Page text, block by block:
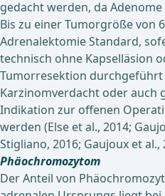
gedacht werden, da
Bis zu einer Tumorgröße von
Adrenalektomie Standard,
technisch ohne Kapselläsion
Tumorresektion durchgeführt
Karzinomverdacht oder auch
Indikation zur offenen
werden (Else et al., 2014;
Stigliano, 2016; Gaujoux et al.,
Phäochromozytom
Der Anteil von